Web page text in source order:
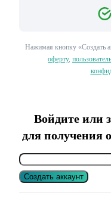
Нажимая кнопку «Создать
оферту,
Войдите или
для получения
Создать аккаунт